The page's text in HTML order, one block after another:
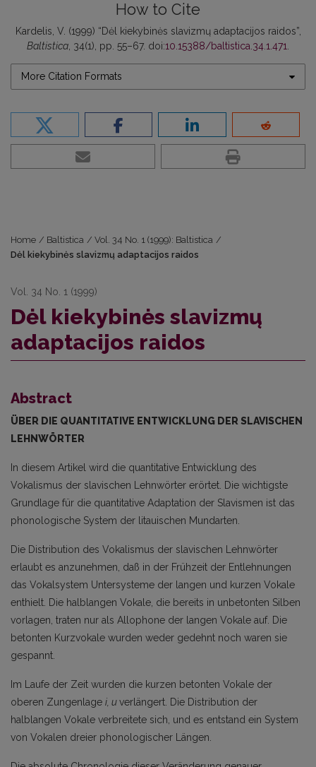
How to Cite
Kardelis, V. (1999) “Dėl kiekybinės slavizmų adaptacijos raidos”,
Baltistica , 34(1), pp. 55–67. doi:10.15388/baltistica.34.1.471
More Citation Formats
Home / Baltistica / Vol. 34 No. 1 (1999): Baltistica /
Dėl kiekybinės slavizmų adaptacijos raidos
Vol. 34 No. 1 (1999)
Dėl kiekybinės slavizmų
adaptacijos raidos
Abstract
ÜBER DIE QUANTITATIVE ENTWICKLUNG DER SLAVISCHEN
LEHN­WÖRTER
In diesem Artikel wird die quantitative Entwicklung des
Vokalismus der slavischen Lehnwörter erörtet. Die wichtigste
Grundlage für die quantitative Adaptation der Slavismen ist das
phonologische System der litauischen Mundarten.
Die Distribution des Vokalismus der slavischen Lehnwörter
erlaubt es anzunehmen, daß in der Frühzeit der Entlehnungen
das Vokalsystem Untersysteme der langen und kurzen Vokale
enthielt. Die halblangen Vo­kale, die bereits in unbetonten Silben
vorlagen, traten nur als Allophone der langen Vokale auf. Die
betonten Kurzvokale wurden weder gedehnt noch waren sie
gespannt.
Im Laufe der Zeit wurden die kurzen betonten Vokale der
oberen Zungenlage i, uverlängert. Die Distribu­tion der
halblangen Vokale verbreitete sich, und es entstand ein System
von Vokalen dreier phonologischer Längen.